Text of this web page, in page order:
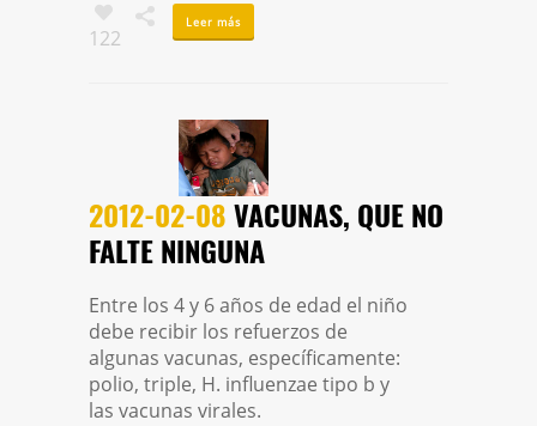
122
Leer más
2012-02-08VACUNAS, QUE NO
FALTE NINGUNA
Entre los 4 y 6 años de edad el niño
debe recibir los refuerzos de
algunas vacunas, específicamente:
polio, triple, H. influenzae tipo b y
las vacunas virales.